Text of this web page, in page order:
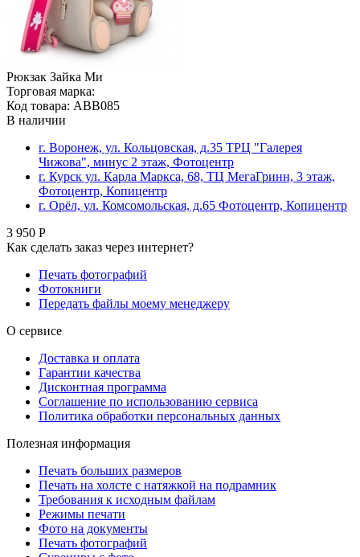
Рюкзак Зайка Ми
Торговая марка:
Код товара: ABB085
В наличии
г. Воронеж, ул. Кольцовская, д.35 ТРЦ "Галерея
Чижова", минус 2 этаж, Фотоцентр
г. Курск ул. Карла Маркса, 68, ТЦ МегаГринн, 3 этаж,
Фотоцентр, Копицентр
г. Орёл, ул. Комсомольская, д.65 Фотоцентр, Копицентр
3 950 Р
Как сделать заказ через интернет?
Печать фотографий
Фотокниги
Передать файлы моему менеджеру
О сервисе
Доставка и оплата
Гарантии качества
Дисконтная программа
Соглашение по использованию сервиса
Политика обработки персональных данных
Полезная информация
Печать больших размеров
Печать на холсте c натяжкой на подрамник
Требования к исходным файлам
Режимы печати
Фото на документы
Печать фотографий